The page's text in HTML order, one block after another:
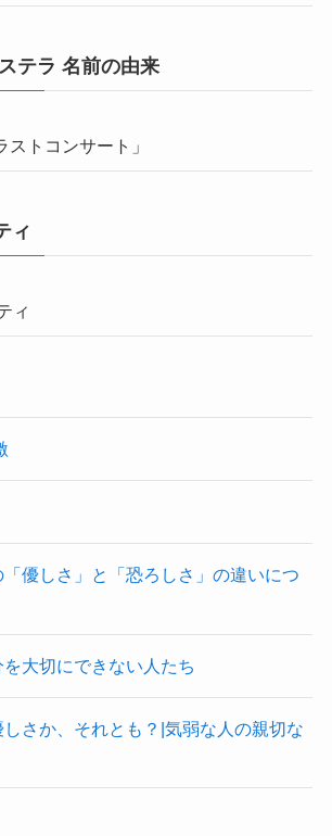
テラ 名前の由来
トコンサート」
ィ
ィ
優しさ」と「恐ろしさ」の違いにつ
大切にできない人たち
さか、それとも？|気弱な人の親切な